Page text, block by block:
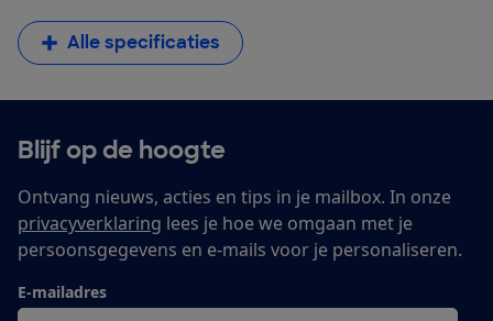
Alle specificaties
Blijf op de hoogte
Ontvang nieuws, acties en tips in je mailbox. In onze
privacyverklaring lees je hoe we omgaan met je
persoonsgegevens en e-mails voor je personaliseren.
E-mailadres